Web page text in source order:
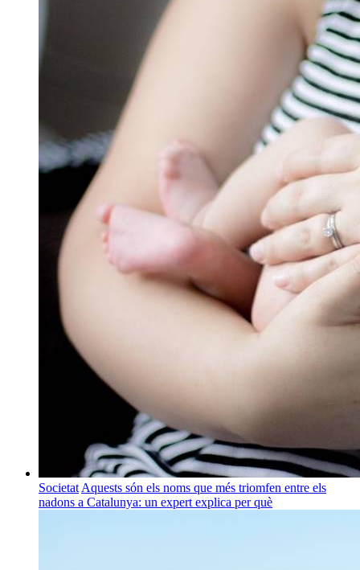
Societat Aquests són els noms que més triomfen entre els
nadons a Catalunya: un expert explica per què